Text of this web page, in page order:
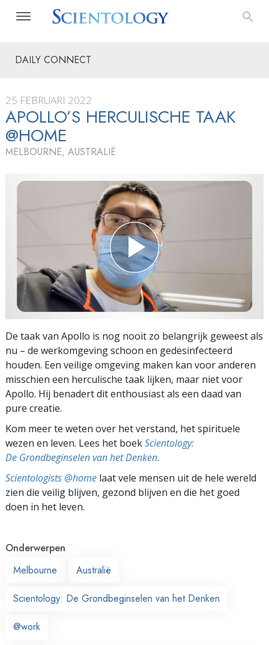
DAILY CONNECT
25 FEBRUARI 2022
APOLLO’S HERCULISCHE TAAK
@HOME
MELBOURNE, AUSTRALIË
De taak van Apollo is nog nooit zo belangrijk geweest als
nu – de werkomgeving schoon en gedesinfecteerd
houden. Een veilige omgeving maken kan voor anderen
misschien een herculische taak lijken, maar niet voor
Apollo. Hij benadert dit enthousiast als een daad van
pure creatie.
Kom meer te weten over het verstand, het spirituele
wezen en leven. Lees het boekScientology:
De Grondbeginselen van het Denken.
Scientologists @home laat vele mensen uit de hele wereld
zien die veilig blijven, gezond blijven en die het goed
doen in het leven.
Onderwerpen
Melbourne
Australië
Scientology: De Grondbeginselen van het Denken
@work